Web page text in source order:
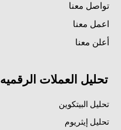
تواصل معنا
اعمل معنا
أعلن معنا
تحليل العملات الرقميه
تحليل البيتكوين
تحليل إيثريوم